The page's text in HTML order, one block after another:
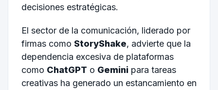
decisiones estratégicas.
El sector de la comunicación, liderado por
firmas como StoryShake, advierte que la
dependencia excesiva de plataformas
como ChatGPT o Geminipara tareas
creativas ha generado un estancamiento en